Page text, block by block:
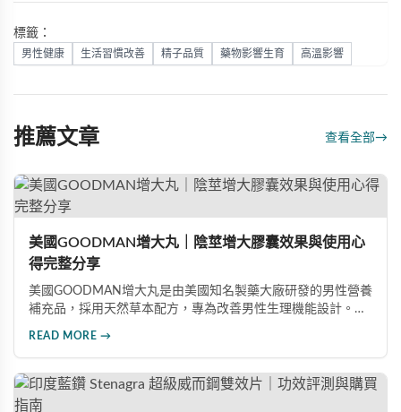
標籤：
男性健康 生活習慣改善 精子品質 藥物影響生育 高溫影響
推薦文章 查看全部→
美國GOODMAN增大丸｜陰莖增大膠囊效果與使用心
得完整分享
美國GOODMAN增大丸是由美國知名製藥大廠研發的男性營養
補充品，採用天然草本配方，專為改善男性生理機能設計。根
READ MORE →